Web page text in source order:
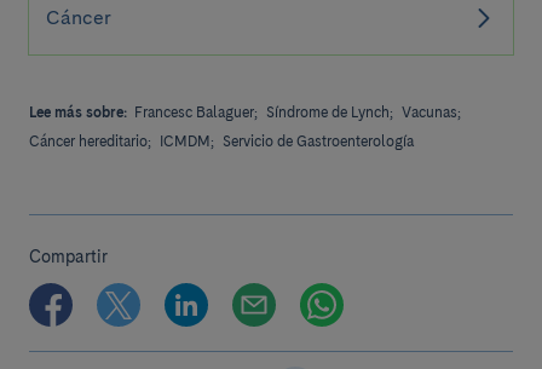
Cáncer
Lee más sobre: Francesc Balaguer; Síndrome de Lynch; Vacunas;
Cáncer hereditario;
ICMDM; Servicio de Gastroenterología
Compartir